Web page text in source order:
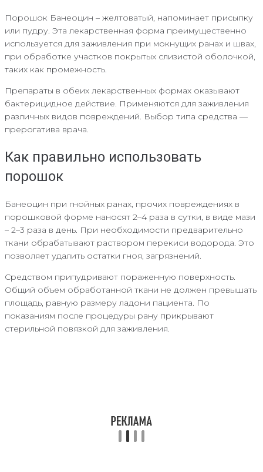
Порошок Банеоцин – желтоватый, напоминает присыпку
или пудру. Эта лекарственная форма преимущественно
используется для заживления при мокнущих ранах и швах,
при обработке участков покрытых слизистой оболочкой,
таких как промежность.
Препараты в обеих лекарственных формах оказывают
бактерицидное действие. Применяются для заживления
различных видов повреждений. Выбор типа средства —
прерогатива врача.
Как правильно использовать
порошок
Банеоцин при гнойных ранах, прочих повреждениях в
порошковой форме наносят 2–4 раза в сутки, в виде мази
– 2–3 раза в день. При необходимости предварительно
ткани обрабатывают раствором перекиси водорода. Это
позволяет удалить остатки гноя, загрязнений.
Средством припудривают пораженную поверхность.
Общий объем обработанной ткани не должен превышать
площадь, равную размеру ладони пациента. По
показаниям после процедуры рану прикрывают
стерильной повязкой для заживления.